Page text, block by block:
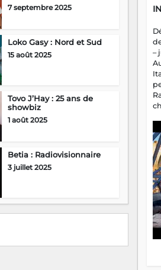
Tovo J’Hay : 25 ans de
showbiz
1 août 2025
Betia : Radiovisionnaire
3 juillet 2025